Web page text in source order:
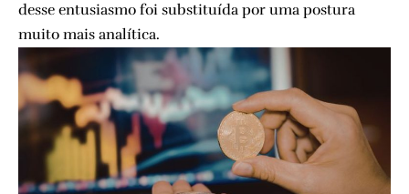
desse entusiasmo foi substituída por uma postura
muito mais analítica.